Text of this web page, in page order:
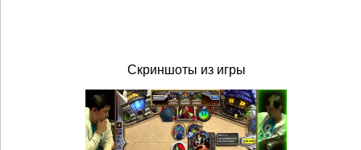
Скриншоты из игры